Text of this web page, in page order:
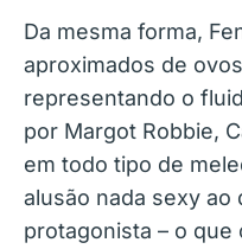
Da mesma forma,
aproximados de
representando o
por Margot Robbie,
em todo tipo de
alusão nada sexy ao
protagonista – o